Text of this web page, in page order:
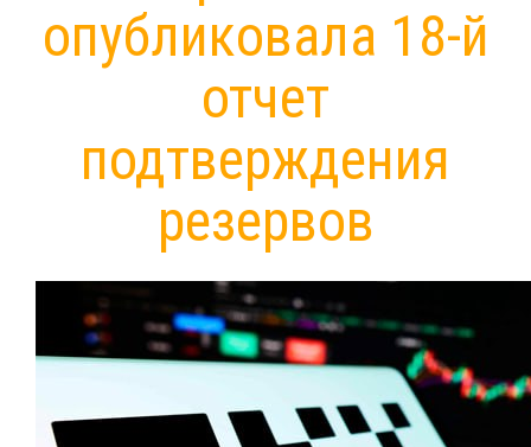
опубликовала 18-й
отчет
подтверждения
резервов